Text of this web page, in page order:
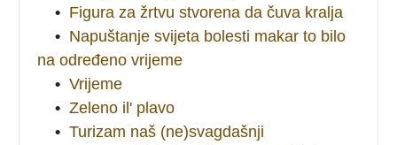
• Figura za žrtvu stvorena da čuva kralja
• Napuštanje svijeta bolesti makar to bilo
na određeno vrijeme
• Vrijeme
• Zeleno il' plavo
• Turizam naš (ne)svagdašnji